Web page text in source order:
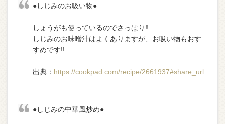
●しじみのお吸い物●
しょうがも使っているのでさっぱり‼︎
しじみのお味噌汁はよくありますが、お吸い物もおす
すめです‼︎
出典： https://cookpad.com/recipe/2661937#share_url
●しじみの中華風炒め●